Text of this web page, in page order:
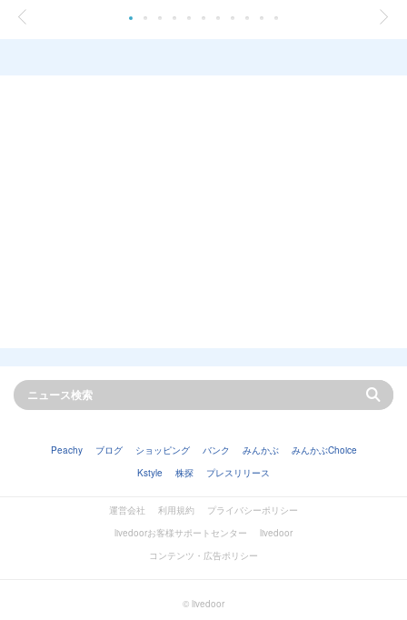
Peachy ブログ ショッピング バンク みんかぶ
みんかぶChoice
Kstyle
株探 プレスリリース
運営会社 利用規約
プライバシーポリシー
livedoorお客様サポートセンター
livedoor
コンテンツ・広告ポリシー
© livedoor